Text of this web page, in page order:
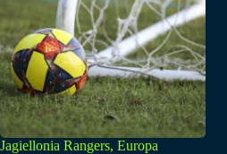
Jagiellonia Rangers, Europa